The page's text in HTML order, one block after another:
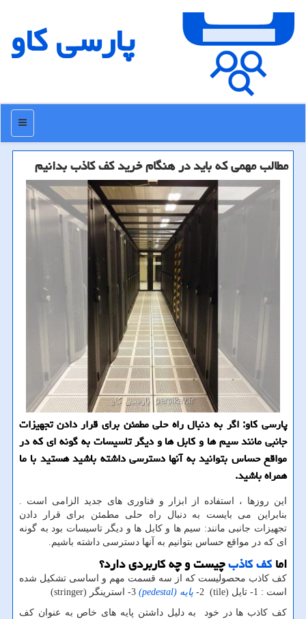
پارسی كاو
منو
مطالب مهمی كه باید در هنگام خرید كف كاذب بدانیم
پارسی كاو: اگر به دنبال راه حلی مطمئن برای قرار دادن تجهیزات
جانبی مانند سیم ها و كابل ها و دیگر تاسیسات به گونه ای كه در
مواقع حساس بتوانید به آنها دسترسی داشته باشید هستید با ما
همراه باشید.
این روزها ، استفاده از ابزار و فناوری های جدید الزامی است .
بنابراین می بایست به دنبال راه حلی مطمئن برای قرار دادن
تجهیزات جانبی مانند: سیم ها و کابل ها و دیگر تاسیسات بود به گونه
ای که در مواقع حساس بتوانیم به آنها دسترسی داشته باشیم.
اماکف کاذبچیست و چه کاربردی دارد؟
کف کاذب محصولیست که از سه قسمت مهم و اساسی تشکیل شده
است : 1- تایل (
(tile پایه (pedestal
)
(stringer)
کف کاذب ها در خود به دلیل داشتن پایه های خاص به عنوان کف